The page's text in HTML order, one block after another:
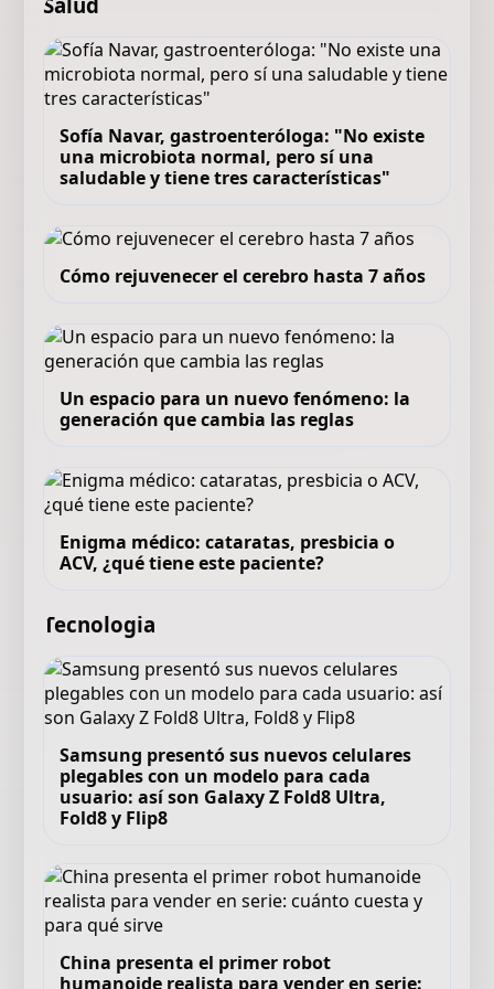
Sofía Navar, gastroenteróloga: "No existe
una microbiota normal, pero sí una
saludable y tiene tres características"
Cómo rejuvenecer el cerebro hasta 7 años
Un espacio para un nuevo fenómeno: la
generación que cambia las reglas
Enigma médico: cataratas, presbicia o
ACV, ¿qué tiene este paciente?
Tecnologia
Samsung presentó sus nuevos celulares
plegables con un modelo para cada
usuario: así son Galaxy Z Fold8 Ultra,
Fold8 y Flip8
China presenta el primer robot
humanoide realista para vender en serie: